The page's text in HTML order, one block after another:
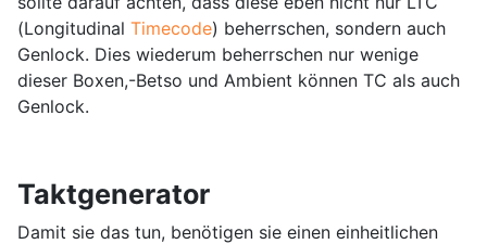
(Longitudinal Timecode) beherrschen, sondern auch
Genlock. Dies wiederum beherrschen nur wenige
dieser Boxen,-Betso und Ambient können TC als auch
Genlock.
Taktgenerator
Damit sie das tun, benötigen sie einen einheitlichen